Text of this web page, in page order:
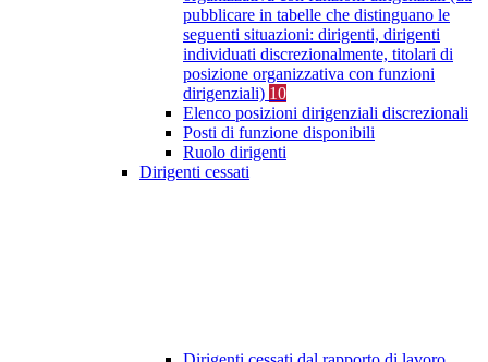
pubblicare in tabelle che distinguano le
seguenti situazioni: dirigenti, dirigenti
individuati discrezionalmente, titolari di
posizione organizzativa con funzioni
dirigenziali) 10
Elenco posizioni dirigenziali discrezionali
Posti di funzione disponibili
Ruolo dirigenti
Dirigenti cessati